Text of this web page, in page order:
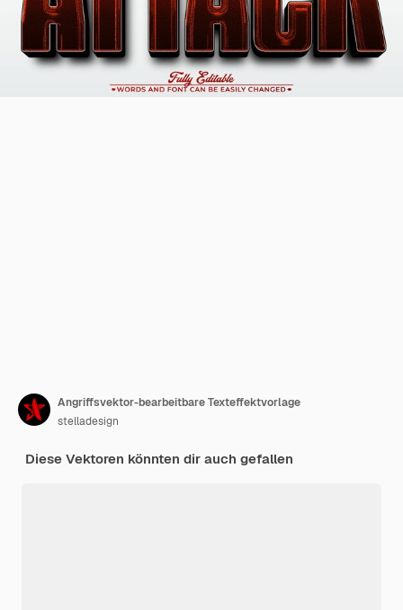
Angriffsvektor-bearbeitbare Texteffektvorlage
stelladesign
Diese Vektoren könnten dir auch gefallen